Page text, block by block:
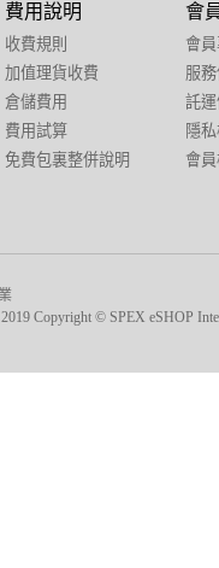
費用說明
收費規則
加值理貨收費
倉儲費用
費用試算
免費包裏整併說明
會
會
服
託
隱
會
Copyright © SPEX eSHOP